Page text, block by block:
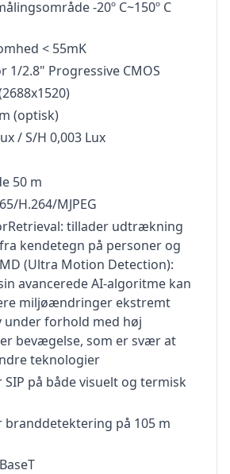
-20º C~150º C
< 55mK
1/2.8" Progressive CMOS
(optisk)
/ S/H 0,003 Lux
50 m
H.264/MJPEG
tillader udtrækning
kendetegn på personer og
(Ultra Motion Detection):
avancerede AI-algoritme kan
miljøændringer ekstremt
under forhold med høj
bevægelse, som er svær at
teknologier
på både visuelt og termisk
på 105 m